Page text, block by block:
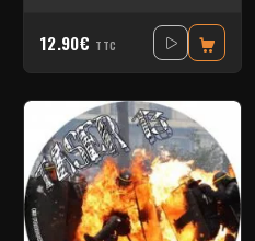
12.90€ TTC